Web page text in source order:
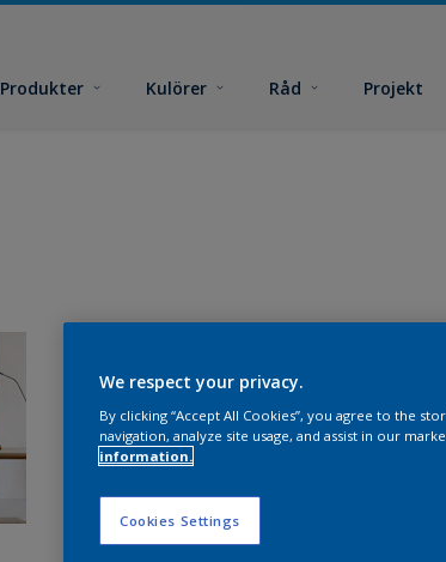
Produkter Kulörer Råd Projekt
We respect your privacy.
By clicking “Accept All Cookies”, you agree to the
navigation, analyze site usage, and assist in our
information.
Cookies Settings